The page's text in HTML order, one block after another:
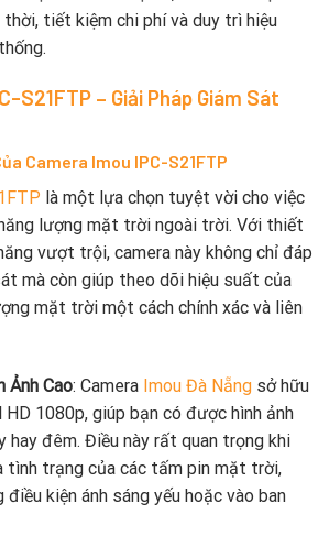
thời, tiết kiệm chi phí và duy trì hiệu
S21FTP – Giải Pháp Giám Sát
Camera Imou IPC-S21FTP
là một lựa chọn tuyệt vời cho việc
lượng mặt trời ngoài trời. Với thiết
vượt trội, camera này không chỉ đáp
mà còn giúp theo dõi hiệu suất của
mặt trời một cách chính xác và liên
Ảnh Cao: Camera Imou Đà Nẵngsở hữu
1080p, giúp bạn có được hình ảnh
hay đêm. Điều này rất quan trọng khi
tình trạng của các tấm pin mặt trời,
kiện ánh sáng yếu hoặc vào ban